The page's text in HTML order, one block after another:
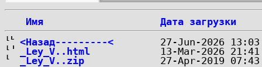
Имя
Дата загрузки
<Назад---------<
_Ley_V..html
_Ley_V..zip